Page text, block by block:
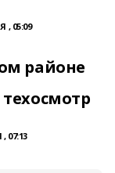
, 05:09
районе
07:13